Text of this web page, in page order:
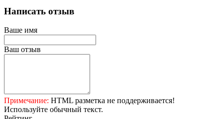
Написать отзыв
Ваше имя
Ваш отзыв
Примечание: HTML разметка не поддерживается!
Используйте обычный текст.